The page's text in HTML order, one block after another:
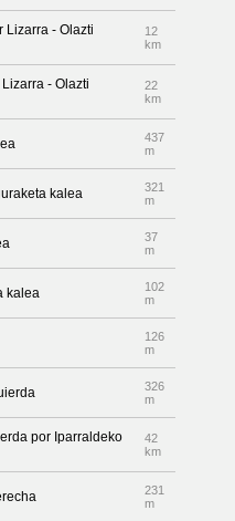
Lizarra - Olazti
12
km
- Olazti
22
km
437
m
kalea
321
m
37
m
kalea
102
m
126
m
326
m
por Iparraldeko
42
km
231
m